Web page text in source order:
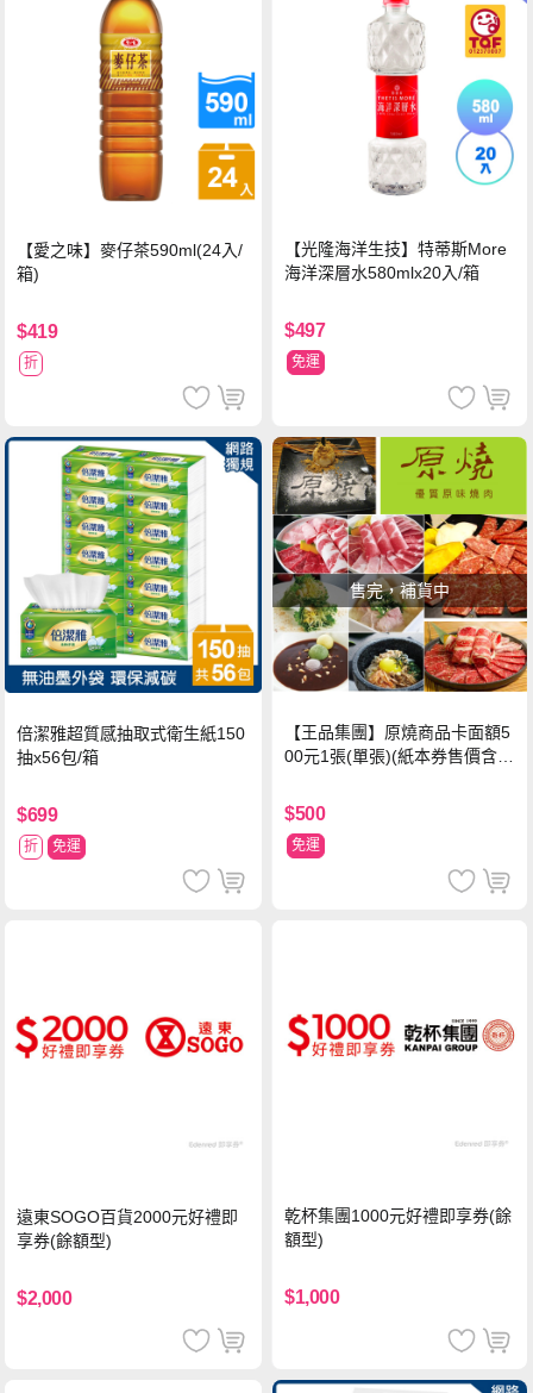
【愛之味】麥仔茶590ml(24入/
箱)
$419
折
【光隆海洋生技】特蒂斯More
海洋深層水580mlx20入/箱
$497
免運
倍潔雅超質感抽取式衛生紙150
抽x56包/箱
$699
折 免運
售完，補貨中
【王品集團】原燒商品卡面額5
00元1張(單張)(紙本券售價含平
$500
免運
遠東SOGO百貨2000元好禮即
享券(餘額型)
$2,000
乾杯集團1000元好禮即享券(餘
額型)
$1,000